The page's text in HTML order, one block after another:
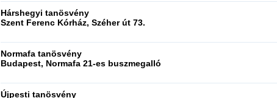
Hárshegyi tanösvény
Szent Ferenc Kórház, Széher út 73.
Normafa tanösvény
Budapest, Normafa 21-es buszmegalló
Újpesti tanösvény